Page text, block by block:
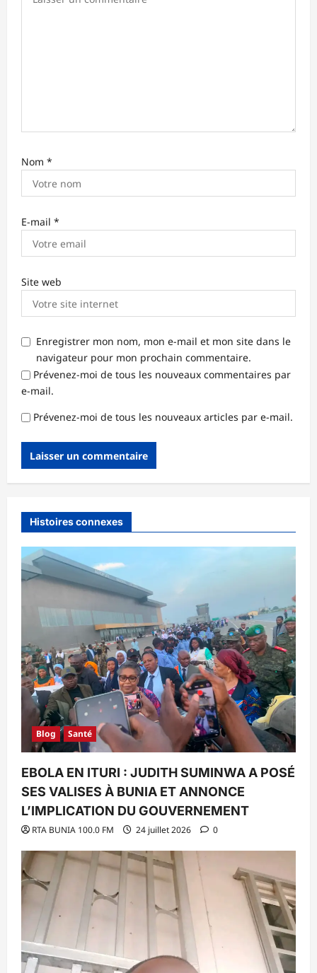
Nom *
E-mail *
Site web
Enregistrer mon nom, mon e-mail et mon site dans le
navigateur pour mon prochain commentaire.
Prévenez-moi de tous les nouveaux commentaires par
e-mail.
Prévenez-moi de tous les nouveaux articles par e-mail.
Histoires connexes
Blog Santé
EBOLA EN ITURI : JUDITH SUMINWA A POSÉ
SES VALISES À BUNIA ET ANNONCE
L’IMPLICATION DU GOUVERNEMENT
RTA BUNIA 100.0 FM 24 juillet 2026 0